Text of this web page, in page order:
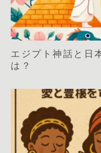
エジプト神話と日
は？